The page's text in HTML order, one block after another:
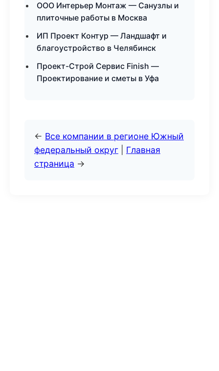
ООО Интерьер Монтаж — Санузлы и
плиточные работы в Москва
ИП Проект Контур — Ландшафт и
благоустройство в Челябинск
Проект-Строй Сервис Finish —
Проектирование и сметы в Уфа
← Все компании в регионе Южный
федеральный округ
Главная
страница →